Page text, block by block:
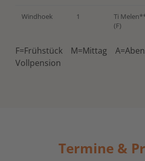
Windhoek 1
Ti
(F)
F=Frühstück M=Mittag
Vollpension
Termine &